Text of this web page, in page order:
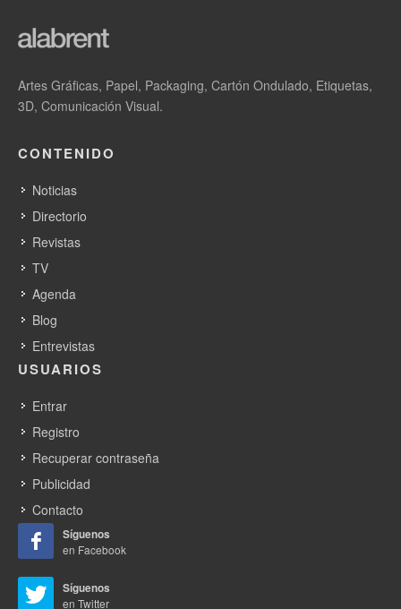
Artes Gráficas, Papel, Packaging, Cartón Ondulado, Etiquetas,
3D, Comunicación Visual.
CONTENIDO
Noticias
Directorio
Revistas
TV
Agenda
Blog
Entrevistas
USUARIOS
Entrar
Registro
Recuperar contraseña
Publicidad
Contacto
Síguenos
en Facebook
Síguenos
en Twitter